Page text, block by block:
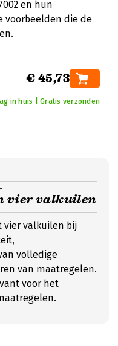
en hun
voorbeelden die de
€ 45,73
in huis | Gratis verzonden
vier valkuilen
vier valkuilen bij
volledige
van maatregelen.
voor het